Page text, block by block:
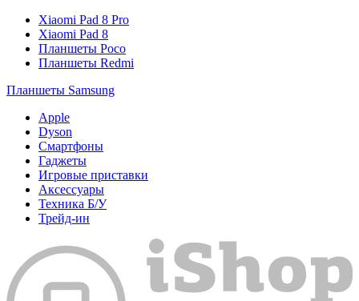
Xiaomi Pad 8 Pro
Xiaomi Pad 8
Планшеты Poco
Планшеты Redmi
Планшеты Samsung
Apple
Dyson
Смартфоны
Гаджеты
Игровые приставки
Аксессуары
Техника Б/У
Трейд-ин